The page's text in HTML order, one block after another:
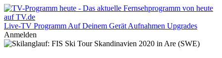
Live-TV Programm Auf Deinem Gerät Aufnahmen Upgrades
Anmelden